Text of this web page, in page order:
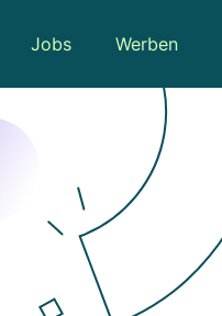
Jobs Werben